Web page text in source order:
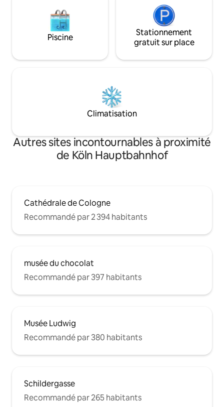
Piscine
Stationnement
gratuit sur place
Climatisation
Autres sites incontournables à proximité
de Köln Hauptbahnhof
Cathédrale de Cologne
Recommandé par 2 394 habitants
musée du chocolat
Recommandé par 397 habitants
Musée Ludwig
Recommandé par 380 habitants
Schildergasse
Recommandé par 265 habitants